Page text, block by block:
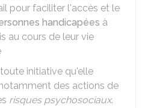
pour faciliter l'accès et le
handicapées à
au cours de leur vie
initiative qu'elle
des actions de
risques psychosociaux.